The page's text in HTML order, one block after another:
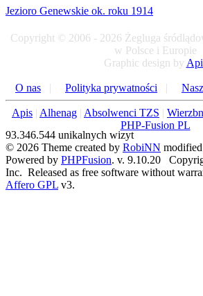
Jezioro Genewskie ok. roku 1914
Copyright © 2006 - 2026 Żegluga
w Polsce i Europie
Graphic design by
O nas | Polityka prywatności |
Apis | Alhenag | Absolwenci TZS |
PHP-Fusion PL
93.346.544 unikalnych wizyt
© 2026 Theme created by RobiNN
Powered by PHPFusion. v. 9.10.20
Inc. Released as free software without
Affero GPL v3.